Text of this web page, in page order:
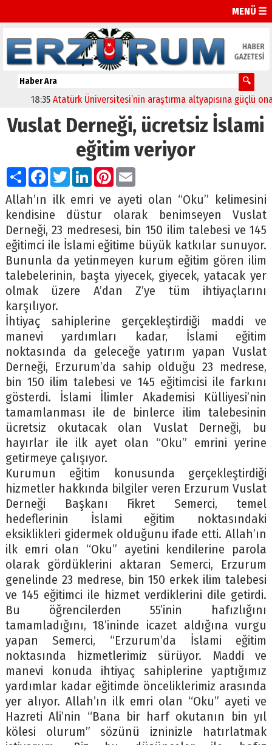
MENÜ ☰
Atatürk Üniversitesi’nin araştırma altyapısına güçlü onay
Vuslat Derneği, ücretsiz İslami
eğitim veriyor
PaylaşFacebook
TwitterLinkedIn
Pinterest
Email
Allah’ın ilk emri ve ayeti olan “Oku” kelimesini
kendisine düstur olarak benimseyen Vuslat
Derneği, 23 medresesi, bin 150 ilim talebesi ve 145
eğitimci ile İslami eğitime büyük katkılar sunuyor.
Bununla da yetinmeyen kurum eğitim gören ilim
talebelerinin, başta yiyecek, giyecek, yatacak yer
olmak üzere A’dan Z’ye tüm ihtiyaçlarını
karşılıyor.
İhtiyaç sahiplerine gerçekleştirdiği maddi ve
manevi yardımları kadar, İslami eğitim
noktasında da geleceğe yatırım yapan Vuslat
Derneği, Erzurum’da sahip olduğu 23 medrese,
bin 150 ilim talebesi ve 145 eğitimcisi ile farkını
gösterdi. İslami İlimler Akademisi Külliyesi’nin
tamamlanması ile de binlerce ilim talebesinin
ücretsiz okutacak olan Vuslat Derneği, bu
hayırlar ile ilk ayet olan “Oku” emrini yerine
getirmeye çalışıyor.
Kurumun eğitim konusunda gerçekleştirdiği
hizmetler hakkında bilgiler veren Erzurum Vuslat
Derneği Başkanı Fikret Semerci, temel
hedeflerinin İslami eğitim noktasındaki
eksiklikleri gidermek olduğunu ifade etti. Allah’ın
ilk emri olan “Oku” ayetini kendilerine parola
olarak gördüklerini aktaran Semerci, Erzurum
genelinde 23 medrese, bin 150 erkek ilim talebesi
ve 145 eğitimci ile hizmet verdiklerini dile getirdi.
Bu öğrencilerden 55’inin hafızlığını
tamamladığını, 18’ininde icazet aldığına vurgu
yapan Semerci, “Erzurum’da İslami eğitim
noktasında hizmetlerimiz sürüyor. Maddi ve
manevi konuda ihtiyaç sahiplerine yaptığımız
yardımlar kadar eğitimde önceliklerimiz arasında
yer alıyor. Allah’ın ilk emri olan “Oku” ayeti ve
Hazreti Ali’nin “Bana bir harf okutanın bin yıl
kölesi olurum” sözünü izninizle hatırlatmak